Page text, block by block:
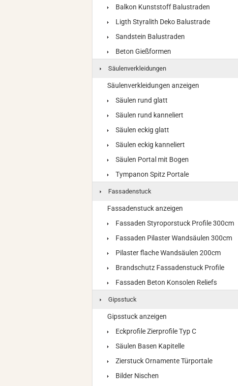
Balkon Kunststoff Balustraden
Ligth Styralith Deko Balustrade
Sandstein Balustraden
Beton Gießformen
Säulenverkleidungen
Säulenverkleidungen anzeigen
Säulen rund glatt
Säulen rund kanneliert
Säulen eckig glatt
Säulen eckig kanneliert
Säulen Portal mit Bogen
Tympanon Spitz Portale
Fassadenstuck
Fassadenstuck anzeigen
Fassaden Styroporstuck Profile 300cm
Fassaden Pilaster Wandsäulen 300cm
Pilaster flache Wandsäulen 200cm
Brandschutz Fassadenstuck Profile
Fassaden Beton Konsolen Reliefs
Gipsstuck
Gipsstuck anzeigen
Eckprofile Zierprofile Typ C
Säulen Basen Kapitelle
Zierstuck Ornamente Türportale
Bilder Nischen